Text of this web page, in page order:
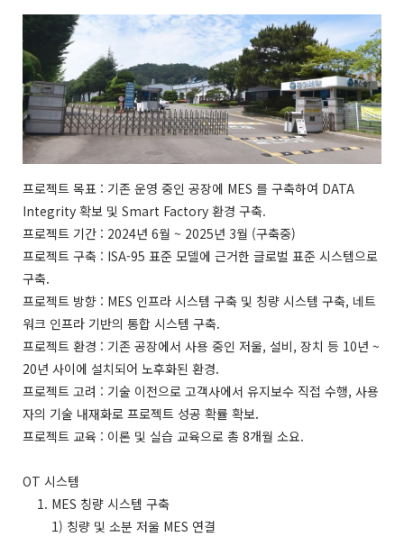
프로젝트 목표 : 기존 운영 중인 공장에 MES 를 구축하여 DATA
Integrity 확보 및 Smart Factory 환경 구축.
프로젝트 기간 : 2024년 6월 ~ 2025년 3월 (구축중)
프로젝트 구축 : ISA-95 표준 모델에 근거한 글로벌 표준 시스템으로
구축.
프로젝트 방향 : MES 인프라 시스템 구축 및 칭량 시스템 구축, 네트
워크 인프라 기반의 통합 시스템 구축.
프로젝트 환경 : 기존 공장에서 사용 중인 저울, 설비, 장치 등 10년 ~
20년 사이에 설치되어 노후화된 환경.
프로젝트 고려 : 기술 이전으로 고객사에서 유지보수 직접 수행, 사용
자의 기술 내재화로 프로젝트 성공 확률 확보.
프로젝트 교육 : 이론 및 실습 교육으로 총 8개월 소요.
OT 시스템
1. MES 칭량 시스템 구축
1) 칭량 및 소분 저울 MES 연결